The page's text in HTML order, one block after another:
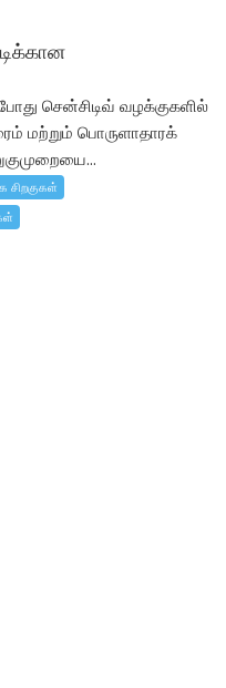
சென்சிடிவ் வழக்குகளில்
மற்றும் பொருளாதாரக்
சிறகுகள்